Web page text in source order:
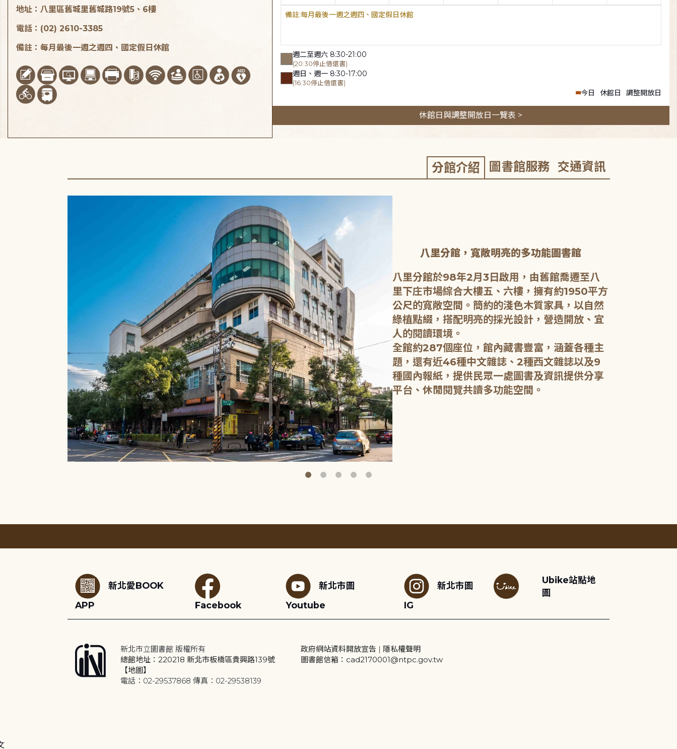
每月最後一週之週四、國定假日休館
週二至週六 8:30-21:00
(20:30停止借還書)
週日、週一 8:30-17:00
(16:30停止借還書)
今日 休館日 調整開放日
休館日與調整開放日一覽表 >
地址：八里區舊城里舊城路19號5、6樓
電話：(02) 2610-3385
備註：每月最後一週之週四、國定假日休館
分館介紹 圖書館服務 交通資訊
八里分館，寬敞明亮的多功能圖書館
八里分館於98年2月3日啟用，由舊館喬遷至八
里下庄市場綜合大樓五、六樓，擁有約1950平方
公尺的寬敞空間。簡約的淺色木質家具，以自然
綠植點綴，搭配明亮的採光設計，營造開放、宜
人的閱讀環境。
全館約287個座位，館內藏書豐富，涵蓋各種主
題，還有近46種中文雜誌、2種西文雜誌以及9
種國內報紙，提供民眾一處圖書及資訊提供分享
新北愛BOOK
APP
Facebook
新北市圖
Youtube
新北市圖
IG
Ubike站點地
圖
新北市立圖書館 版權所有
總館地址：220218 新北市板橋區貴興路139號
【地圖】
電話：02-29537868 傳真：02-29538139
政府網站資料開放宣告 | 隱私權聲明
圖書館信箱：cad2170001@ntpc.gov.tw